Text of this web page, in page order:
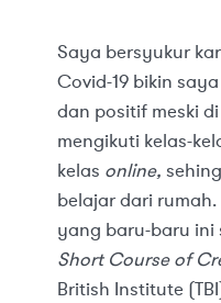
Saya bersyukur
Covid-19 bikin
dan positif meski
mengikuti kelas-
kelas online,
belajar dari
yang baru-baru
Short Course of
British Institute